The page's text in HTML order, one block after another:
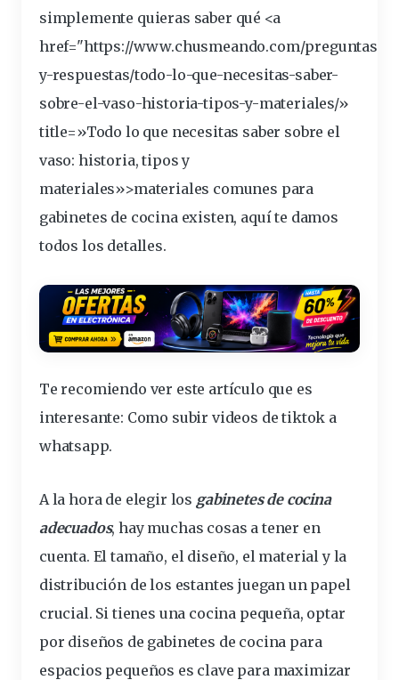
simplemente quieras saber qué <a
href="https://www.chusmeando.com/preguntas-
y-respuestas/todo-lo-que-necesitas-saber-
sobre-el-vaso-historia-tipos-y-materiales/»
title=»Todo lo que necesitas saber sobre el
vaso: historia, tipos y
materiales»>materiales comunes para
gabinetes de cocina existen, aquí te damos
todos los detalles.
Te recomiendo ver este artículo que es
interesante: Como subir videos de tiktok a
whatsapp.
A la hora de elegir los gabinetes de cocina
adecuados, hay muchas cosas a tener en
cuenta. El tamaño, el diseño, el material y la
distribución de los estantes juegan un papel
crucial. Si tienes una cocina pequeña, optar
por diseños de gabinetes de cocina para
espacios pequeños es clave para maximizar